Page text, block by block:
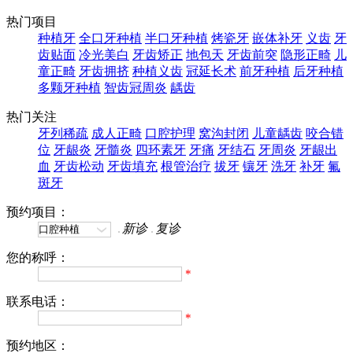
热门项目
种植牙 全口牙种植 半口牙种植 烤瓷牙 嵌体补牙 义齿 牙
齿贴面 冷光美白 牙齿矫正 地包天 牙齿前突 隐形正畸 儿
童正畸 牙齿拥挤 种植义齿 冠延长术 前牙种植 后牙种植
多颗牙种植 智齿冠周炎 龋齿
热门关注
牙列稀疏 成人正畸 口腔护理 窝沟封闭 儿童龋齿 咬合错
位 牙龈炎 牙髓炎 四环素牙 牙痛 牙结石 牙周炎 牙龈出
血 牙齿松动 牙齿填充 根管治疗 拔牙 镶牙 洗牙 补牙 氟
斑牙
预约项目：
新诊
复诊
您的称呼：
*
联系电话：
*
预约地区：